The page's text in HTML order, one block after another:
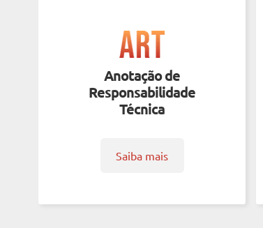
Anotação de
Responsabilidade
Técnica
Saiba mais